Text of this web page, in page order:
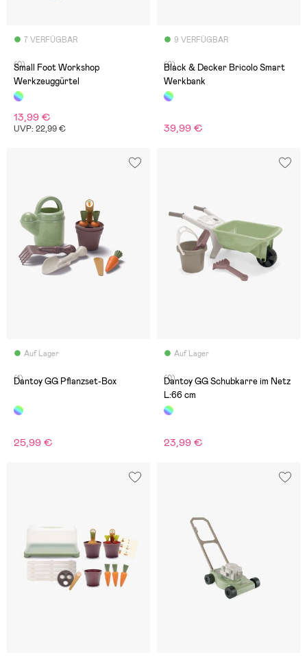
7 VERFÜGBAR
(0)
Small Foot Workshop
Werkzeuggürtel
13,99 €
UVP: 22,99 €
9 VERFÜGBAR
(0)
Black & Decker Bricolo Smart
Werkbank
39,99 €
Auf Lager
(1)
Dantoy GG Pflanzset-Box
25,99 €
Auf Lager
(0)
Dantoy GG Schubkarre im Netz
L:66 cm
23,99 €